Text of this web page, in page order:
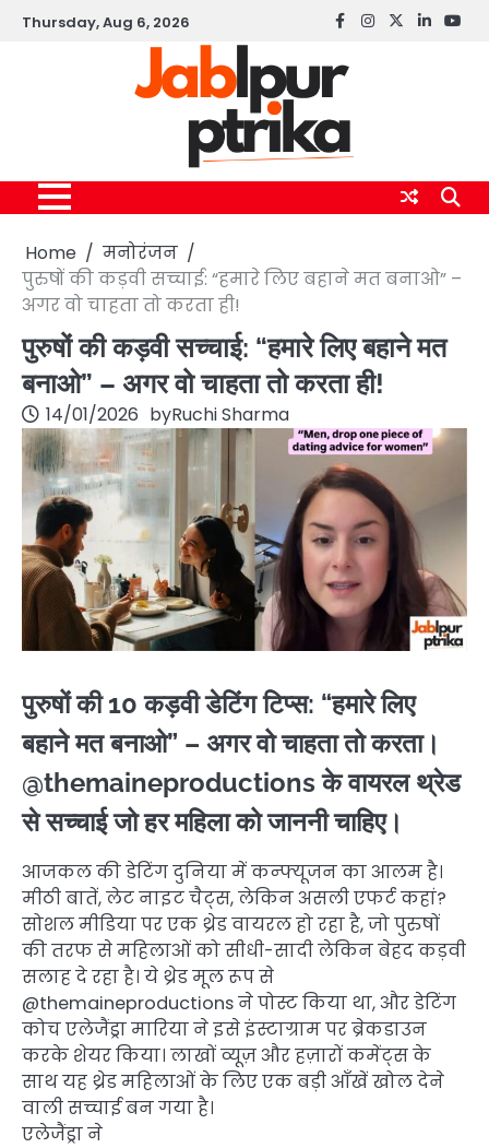
SkipThursday, Aug 6, 2026 Facebook
instagram
twitterlinkedin
Home
मनोरंजन
पुरुषों की कड़वी सच्चाई: “हमारे लिए बहाने मत बनाओ” –
अगर वो चाहता तो करता ही!
पुरुषों की कड़वी सच्चाई: “हमारे लिए बहाने मत
बनाओ” – अगर वो चाहता तो करता ही!
14/01/2026 byRuchi Sharma
पुरुषों की 10 कड़वी डेटिंग टिप्स: “हमारे लिए
बहाने मत बनाओ” – अगर वो चाहता तो करता।
@themaineproductions के वायरल थ्रेड
से सच्चाई जो हर महिला को जाननी चाहिए।
आजकल की डेटिंग दुनिया में कन्फ्यूजन का आलम है।
मीठी बातें, लेट नाइट चैट्स, लेकिन असली एफर्ट कहां?
सोशल मीडिया पर एक थ्रेड वायरल हो रहा है, जो पुरुषों
की तरफ से महिलाओं को सीधी-सादी लेकिन बेहद कड़वी
सलाह दे रहा है। ये थ्रेड मूल रूप से
@themaineproductions ने पोस्ट किया था, और डेटिंग
कोच एलेजैंड्रा मारिया ने इसे इंस्टाग्राम पर ब्रेकडाउन
करके शेयर किया। लाखों व्यूज़ और हज़ारों कमेंट्स के
साथ यह थ्रेड महिलाओं के लिए एक बड़ी आँखें खोल देने
वाली सच्चाई बन गया है।
एलेजैंड्रा ने